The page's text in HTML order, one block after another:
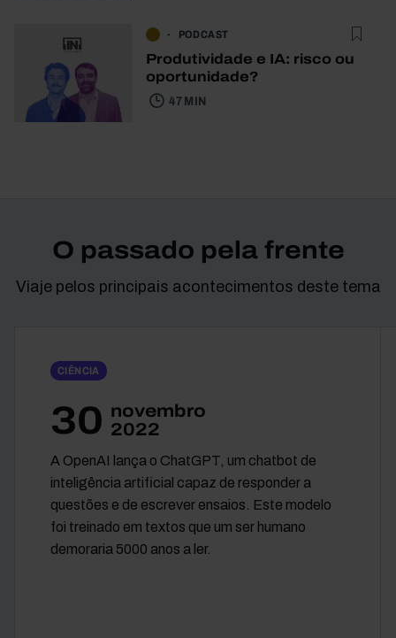
PODCAST
Produtividade e IA: risco ou
oportunidade?
47 MIN
O passado pela frente
Viaje pelos principais acontecimentos deste tema
CIÊNCIA
30 novembro
2022
A OpenAI lança o ChatGPT, um chatbot de
inteligência artificial capaz de responder a
questões e de escrever ensaios. Este modelo
foi treinado em textos que um ser humano
demoraria 5000 anos a ler.